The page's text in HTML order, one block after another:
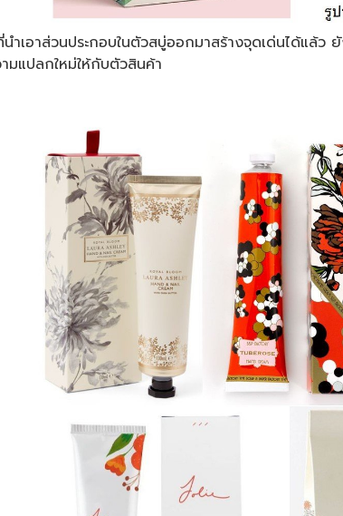
ำเอาส่วนประกอบในตัวสบู่ออกมาสร้างจุดเด่นได้แล้
แปลกใหม่ให้กับตัวสินค้า